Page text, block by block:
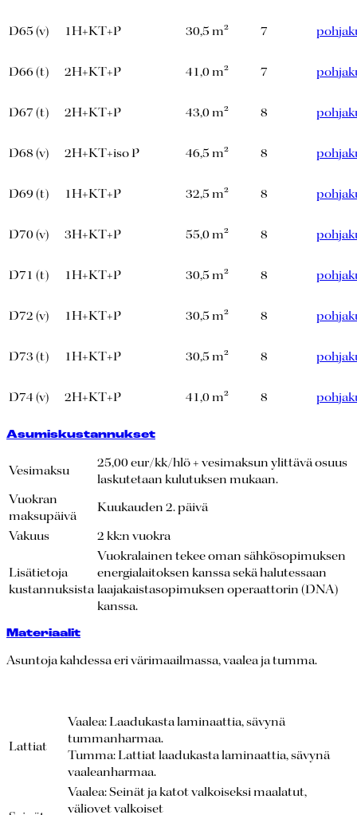
D65 (v) 1H+KT+P 30,5 m² 7
D66 (t) 2H+KT+P 41,0 m² 7
D67 (t) 2H+KT+P 43,0 m² 8
D68 (v) 2H+KT+iso P 46,5 m² 8
D69 (t) 1H+KT+P 32,5 m² 8
D70 (v) 3H+KT+P 55,0 m² 8
D71 (t) 1H+KT+P 30,5 m² 8
D72 (v) 1H+KT+P 30,5 m² 8
D73 (t) 1H+KT+P 30,5 m² 8
D74 (v) 2H+KT+P 41,0 m² 8
Asumiskustannukset
Vesimaksu
25,00 eur/kk/hlö + vesimaksun ylittävä osuus
laskutetaan kulutuksen mukaan.
Vuokran
maksupäivä
Kuukauden 2. päivä
Vakuus
2 kk:n vuokra
Lisätietoja
kustannuksista
Vuokralainen tekee oman sähkösopimuksen
energialaitoksen kanssa sekä halutessaan
laajakaistasopimuksen operaattorin (DNA)
kanssa.
Materiaalit
Asuntoja kahdessa eri värimaailmassa, vaalea ja tumma.
Lattiat
Vaalea: Laadukasta laminaattia, sävynä
tummanharmaa.
Tumma: Lattiat laadukasta laminaattia, sävynä
vaaleanharmaa.
Vaalea: Seinät ja katot valkoiseksi maalatut,
väliovet valkoiset